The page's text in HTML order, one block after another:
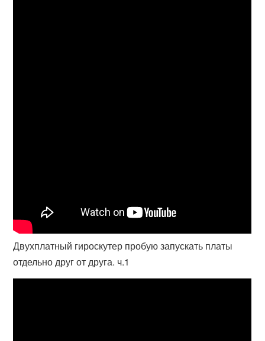
Двухплатный гироскутер пробую запускать платы
отдельно друг от друга. ч.1